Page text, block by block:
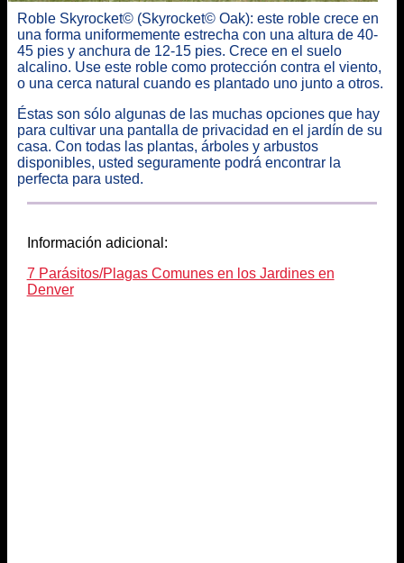
Roble Skyrocket© (Skyrocket© Oak): este roble crece en
una forma uniformemente estrecha con una altura de 40-
45 pies y anchura de 12-15 pies. Crece en el suelo
alcalino. Use este roble como protección contra el viento,
o una cerca natural cuando es plantado uno junto a otros.
Éstas son sólo algunas de las muchas opciones que hay
para cultivar una pantalla de privacidad en el jardín de su
casa. Con todas las plantas, árboles y arbustos
disponibles, usted seguramente podrá encontrar la
perfecta para usted.
Información adicional:
7 Parásitos/Plagas Comunes en los Jardines en
Denver